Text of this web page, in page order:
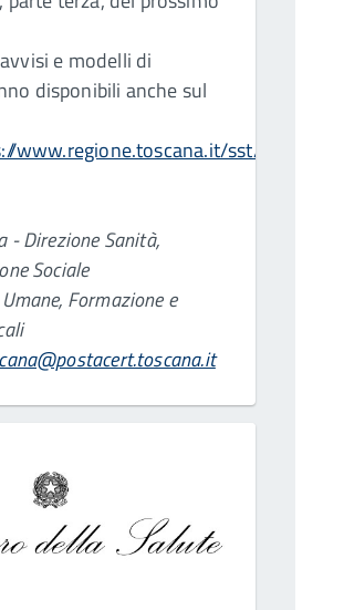
e modelli di
disponibili anche sul
www.regione.toscana.it/sst/
- Direzione Sanità,
Sociale
Formazione e